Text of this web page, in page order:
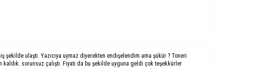
şekilde ulaştı. Yazıcıya uymaz diyerekten endişelendim ama şükür ? Toneri
kaldık. sorunsuz çalıştı. Fiyatı da bu şekilde uyguna geldi çok teşekkürler